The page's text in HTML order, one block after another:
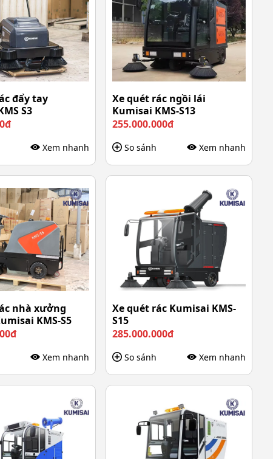
đẩy tay
S3
Xem nhanh
Xe quét rác ngồi lái
Kumisai KMS-S13
255.000.000đ
So sánh Xem nhanh
nhà xưởng
KMS-S5
Xem nhanh
Xe quét rác Kumisai KMS-
S15
285.000.000đ
So sánh Xem nhanh